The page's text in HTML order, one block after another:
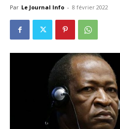
Par Le Journal Info - 8 février 2022